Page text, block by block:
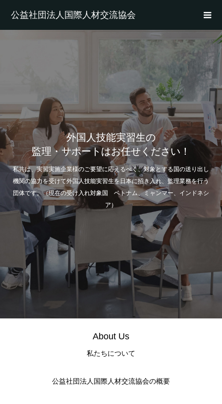
公益社団法人国際人材交流協会
外国人技能実習生の
監理・サポートはお任せください！
私共は、実習実施企業様のご要望に応えるべく、対象とする国の送り出し
機関の協力を受けて外国人技能実習生を日本に招き入れ、監理業務を行う
団体です。（現在の受け入れ対象国 ベトナム、ミャンマー、インドネシ
ア）
About Us
私たちについて
公益社団法人国際人材交流協会の概要